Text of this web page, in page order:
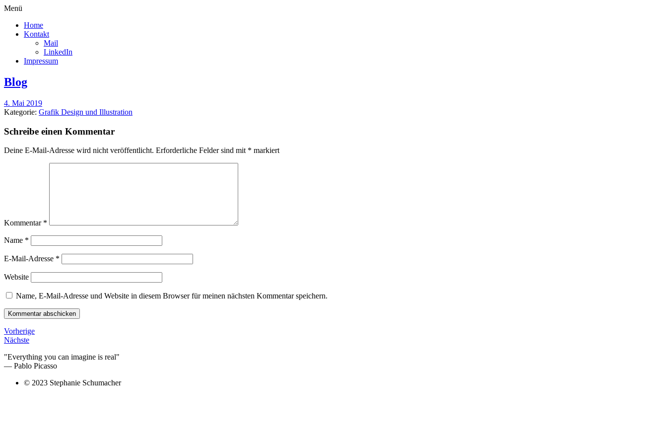
Menü
Home
Kontakt
Mail
LinkedIn
Impressum
Blog
4. Mai 2019
Kategorie: Grafik Design und Illustration
Schreibe einen Kommentar
Deine E-Mail-Adresse wird nicht veröffentlicht. Erforderliche Felder sind mit * markiert
Kommentar *
Name *
E-Mail-Adresse *
Website
Name, E-Mail-Adresse und Website in diesem Browser für meinen nächsten Kommentar speichern.
Vorherige
Nächste
"Everything you can imagine is real"
— Pablo Picasso
© 2023 Stephanie Schumacher